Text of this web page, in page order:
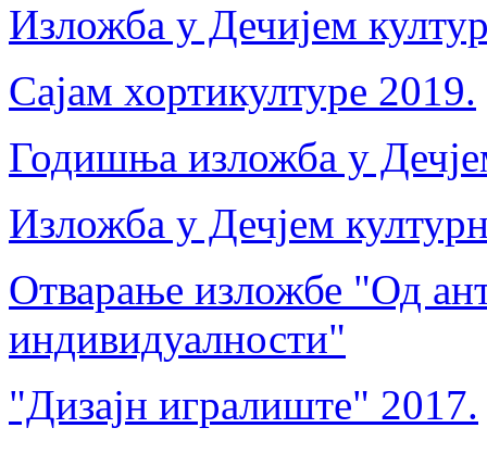
Изложба у Дечијем
Сајам хортикултуре 2019.
Годишња изложба у
Изложба у Дечјем
Отварање изложбе "Од
индивидуалности"
"Дизајн игралиште" 2017.